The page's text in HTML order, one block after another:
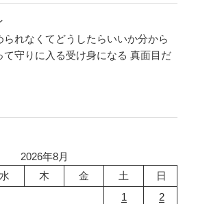
れなくてどうしたらいいか分から
て守りに入る受け身になる 真面目だ
2026年8月
水 木 金 土
日
1
2